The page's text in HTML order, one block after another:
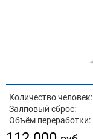
Количество человек:
Залповый сброс:
Объём переработки: